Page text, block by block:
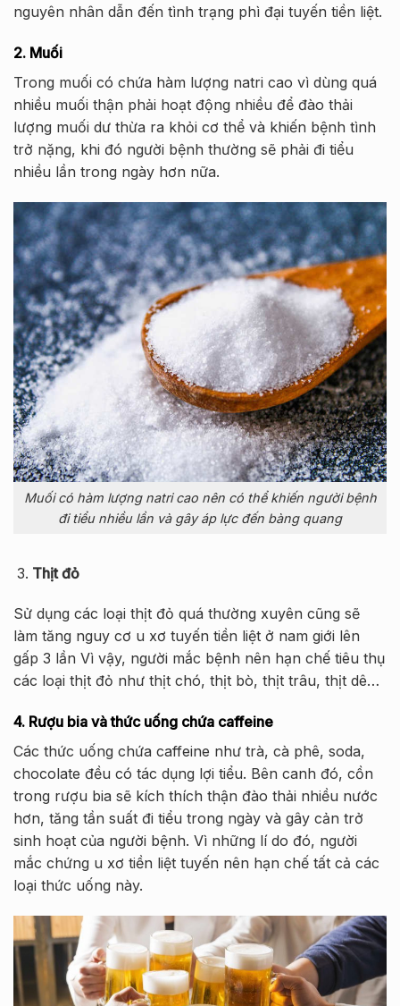
nguyên nhân dẫn đến tình trạng phì đại tuyến tiền liệt.
2. Muối
Trong muối có chứa hàm lượng natri cao vì dùng quá
nhiều muối thận phải hoạt động nhiều để đào thải
lượng muối dư thừa ra khỏi cơ thể và khiến bệnh tình
trở nặng, khi đó người bệnh thường sẽ phải đi tiểu
nhiều lần trong ngày hơn nữa.
Muối có hàm lượng natri cao nên có thể khiến người bệnh
đi tiểu nhiều lần và gây áp lực đến bàng quang
Thịt đỏ
Sử dụng các loại thịt đỏ quá thường xuyên cũng sẽ
làm tăng nguy cơ u xơ tuyến tiền liệt ở nam giới lên
gấp 3 lần Vì vậy, người mắc bệnh nên hạn chế tiêu thụ
các loại thịt đỏ như thịt chó, thịt bò, thịt trâu, thịt dê…
4. Rượu bia và thức uống chứa caffeine
Các thức uống chứa caffeine như trà, cà phê, soda,
chocolate đều có tác dụng lợi tiểu. Bên canh đó, cồn
trong rượu bia sẽ kích thích thận đào thải nhiều nước
hơn, tăng tần suất đi tiểu trong ngày và gây cản trở
sinh hoạt của người bệnh. Vì những lí do đó, người
mắc chứng u xơ tiền liệt tuyến nên hạn chế tất cả các
loại thức uống này.